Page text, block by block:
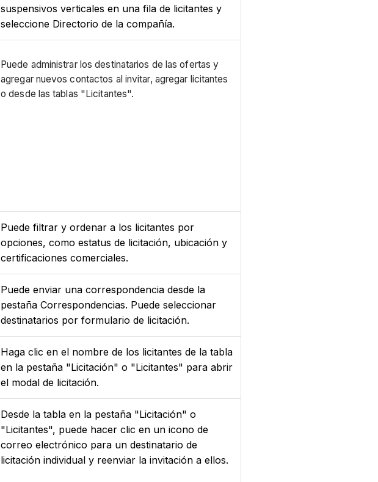
suspensivos verticales en una fila de licitantes y
seleccione Directorio de la compañía.
Puede administrar los destinatarios de las ofertas y
agregar nuevos contactos al invitar, agregar licitantes
o desde las tablas "Licitantes".
Puede filtrar y ordenar a los licitantes por
opciones, como estatus de licitación, ubicación y
certificaciones comerciales.
Puede enviar una correspondencia desde la
pestaña Correspondencias. Puede seleccionar
destinatarios por formulario de licitación.
Haga clic en el nombre de los licitantes de la tabla
en la pestaña "Licitación" o "Licitantes" para abrir
el modal de licitación.
Desde la tabla en la pestaña "Licitación" o
"Licitantes", puede hacer clic en un icono de
correo electrónico para un destinatario de
licitación individual y reenviar la invitación a ellos.